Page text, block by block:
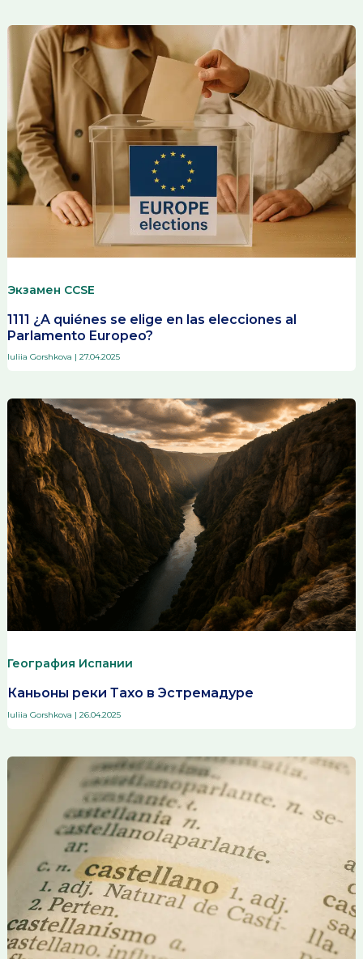
Экзамен CCSE
1111 ¿A quiénes se elige en las elecciones al
Parlamento Europeo?
Iuliia Gorshkova |27.04.2025
География Испании
Каньоны реки Тахо в Эстремадуре
Iuliia Gorshkova |26.04.2025